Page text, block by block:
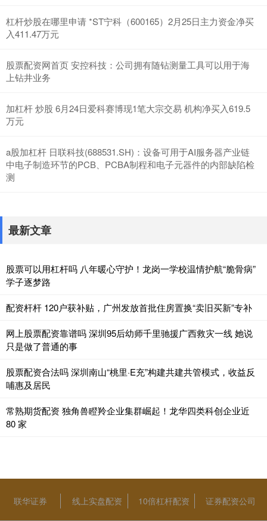
杠杆炒股在哪里申请 *ST宁科（600165）2月25日主力资金净买
入411.47万元
股票配资网首页 安控科技：公司拥有随钻测量工具可以用于海
上钻井业务
加杠杆 炒股 6月24日爱科赛博现1笔大宗交易 机构净买入619.5
万元
a股加杠杆 日联科技(688531.SH)：设备可用于AI服务器产业链
中电子制造环节的PCB、PCBA制程和电子元器件的内部缺陷检
测
最新文章
股票可以用杠杆吗 八年暖心守护！龙岗一学校温情护航“脆骨病”
学子逐梦路
配资杆杆 120户获补贴，广州发放首批住房置换“卖旧买新”专补
网上股票配资靠谱吗 深圳95后幼师千里驰援广西救灾一线 她说
只是做了普通的事
股票配资合法吗 深圳南山“桃里·E充”构建共建共管模式，收益反
哺惠及居民
常熟期货配资 独角兽瞪羚企业集群崛起！龙华四类科创企业近
80 家
联华证券 线上实盘配资 10倍杠杆配资 证券配资公司